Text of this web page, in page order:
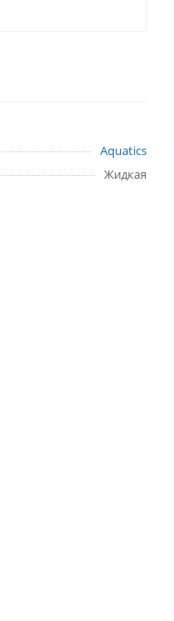
Aquatics
Жидкая